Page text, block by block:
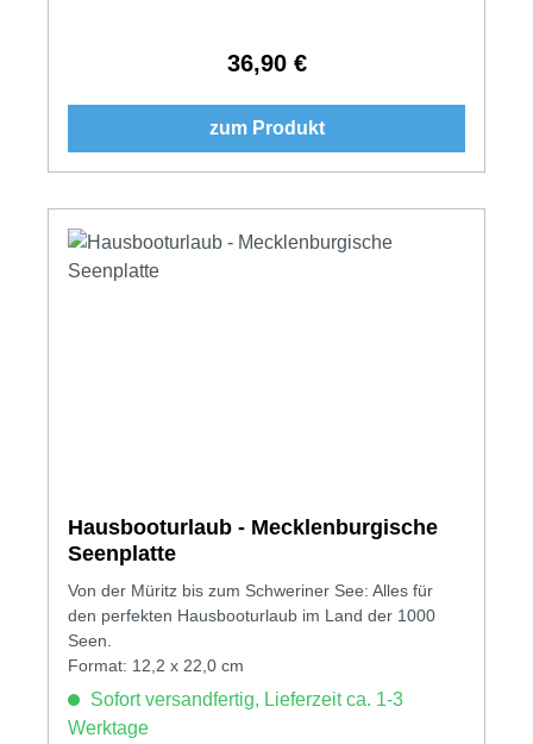
Regulärer Preis:
36,90 €
zum Produkt
Hausbooturlaub - Mecklenburgische
Seenplatte
Von der Müritz bis zum Schweriner See: Alles für
den perfekten Hausbooturlaub im Land der 1000
Seen.
Format: 12,2 x 22,0 cm
Sofort versandfertig, Lieferzeit ca. 1-3
Werktage